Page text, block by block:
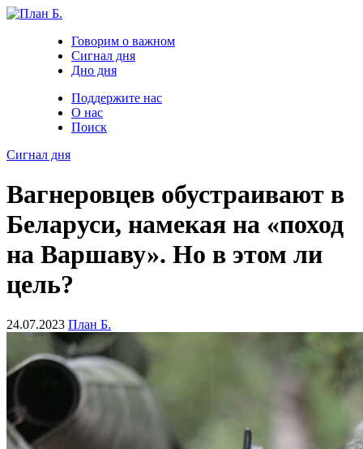
Говорим о важном
Сигнал дня
Дно дня
Поддержите нас
О нас
Поиск
Сигнал дня
Вагнеровцев обустраивают в
Беларуси, намекая на «поход
на Варшаву». Но в этом ли
цель?
24.07.2023 План Б.